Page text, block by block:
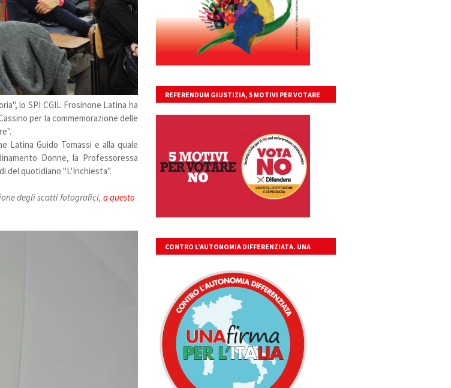
lo SPI CGIL Frosinone Latina ha
per la commemorazione delle
Latina Guido Tomassi e alla quale
Donne, la Professoressa
del quotidiano "L'Inchiesta".
degli scatti fotografici, a questo
REFERENDUM GIUSTIZIA, 5 MOTIVI PER VOTARE
NO
CONTRO L’AUTONOMIA DIFFERENZIATA. UNA